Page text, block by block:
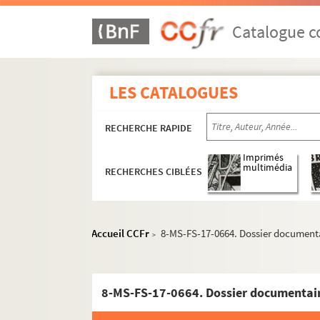
Catalogue
LES CATALOGUES
RECHERCHE RAPIDE
RECHERCHES CIBLÉES
Imprimés
multimédia
Accueil CCFr > 8-MS-FS-17-0664. Dossier
8-MS-FS-17-0664. Dossier
4-MS-FS-17-1047. Scapini, Georges
4-MS-FS-17-1051. Sert, Misia
8-MS-FS-17-0649. Séverac, Déodat de
8-MS-FS-17-0650. Séverine
Severini, Gino
8-MS-FS-17-0652. Siegler-Pascal
4-MS-FS-17-1054. Simon, Henry
4-MS-FS-17-1055. Simon, Justin-Frantz
4-MS-FS-17-1060. Soupault, Philippe
8-MS-FS-17-0656. Stein, Béatrice